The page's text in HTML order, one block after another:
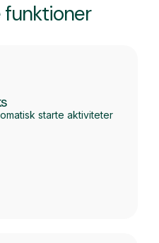
starte aktiviteter